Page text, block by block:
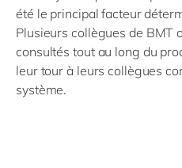
été le principal facteur
Plusieurs collègues de BMT
consultés tout au long du
leur tour à leurs collègues
système.